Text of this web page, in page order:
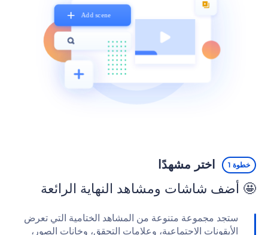
خطوة 1 اختر مشهدًا
🤩 أضف شاشات ومشاهد النهاية الرائعة
ستجد مجموعة متنوعة من المشاهد الختامية التي تعرض
الأيقونات الاجتماعية، وعلامات التحقق، وخانات الصور،